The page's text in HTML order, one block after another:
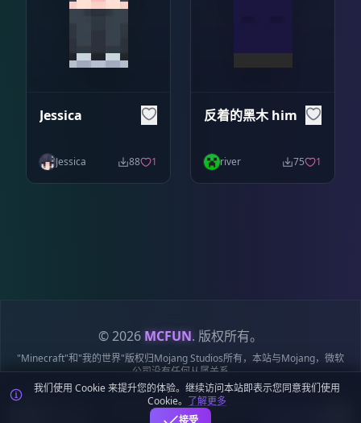
Jessica
Jessica 88 1
反着的黑木 him
river 75 1
© 2026 MCFUN. 版权所有。
"Minecraft"和"我的世界"版权归Mojang Studios所有，本站与Mojang，微软
公司没有任何从属关系
Cookie 政策站点地图鄂ICP备19018284号-6
鄂公网安备42018502009170号
麦块迷APP - 在这里总会找到你喜欢的MC基
我们使用 Cookie 来提升您的体验。继续访问本站即表示您同意我们使用
Cookie。 了解更多
接受